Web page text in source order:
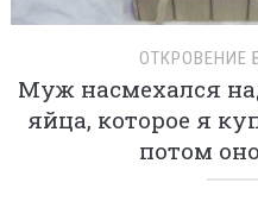
Муж насмехался
яйца, которое я
потом